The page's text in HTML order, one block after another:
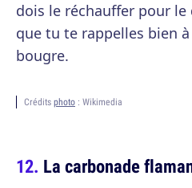
dois le réchauffer pour le
que tu te rappelles bien
bougre.
Crédits photo : Wikimedia
La carbonade